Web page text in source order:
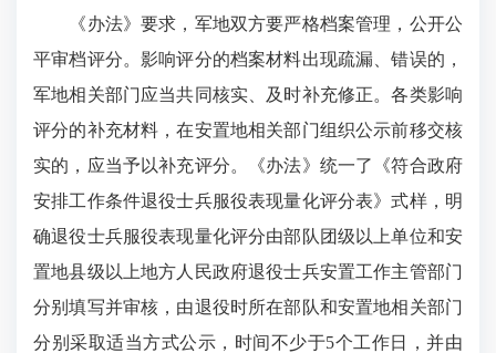
《办法》要求，军地双方要严格档案管理，公开公
平审档评分。影响评分的档案材料出现疏漏、错误的，
军地相关部门应当共同核实、及时补充修正。各类影响
评分的补充材料，在安置地相关部门组织公示前移交核
实的，应当予以补充评分。《办法》统一了《符合政府
安排工作条件退役士兵服役表现量化评分表》式样，明
确退役士兵服役表现量化评分由部队团级以上单位和安
置地县级以上地方人民政府退役士兵安置工作主管部门
分别填写并审核，由退役时所在部队和安置地相关部门
分别采取适当方式公示，时间不少于5个工作日，并由